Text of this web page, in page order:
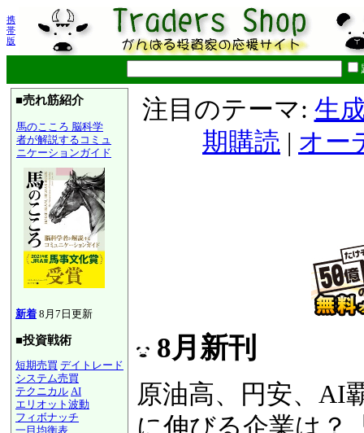
携
帯
版
■売れ筋紹介
馬のこころ 脳科学
者が解説するコミュ
ニケーションガイド
新着 8月7日更新
■投資戦術
短期売買 デイトレード
システム売買
テクニカル AI
エリオット波動
フィボナッチ
一目均衡表
注目のテーマ: 生
期購読 | オー
8月新刊
原油高、円安、
激動の時代に伸び